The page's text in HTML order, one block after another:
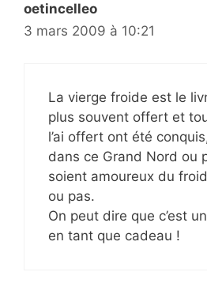
oetincelleo
3 mars 2009 à 10:21
La vierge froide est le
plus souvent offert et
l’ai offert ont été
dans ce Grand Nord ou
soient amoureux du
ou pas.
On peut dire que c’est
en tant que cadeau !